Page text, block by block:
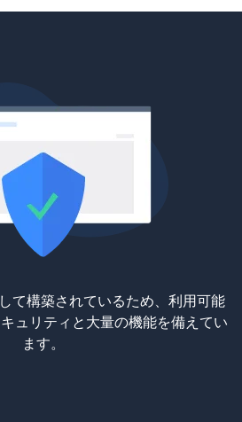
て構築されているため、利用可能
ュリティと大量の機能を備えてい
ます。